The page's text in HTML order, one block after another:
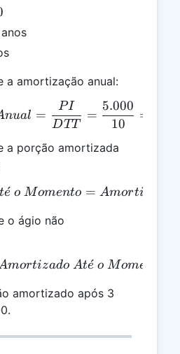
anos
a amortização anual:
Amortização\ Anual =
nual =
DTT
PI
=
10
5.000
=
a porção amortizada
Amortizado\ Até\ o\
te
ˊ o Momento = Amorti
o ágio não
ANA = PI - Amortizado\
mortizado Ate
ˊ o Mome
amortizado após 3